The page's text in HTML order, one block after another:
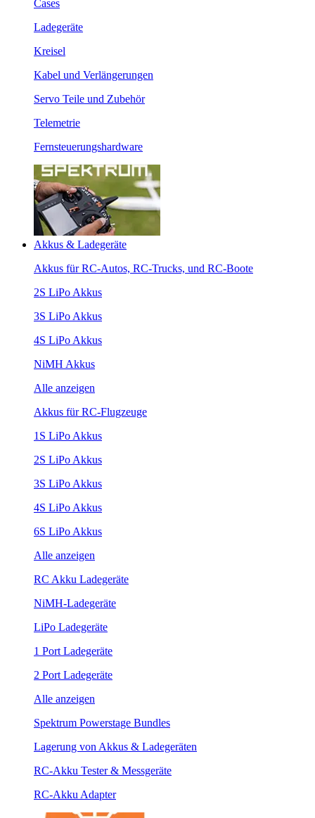
Cases
Ladegeräte
Kreisel
Kabel und Verlängerungen
Servo Teile und Zubehör
Telemetrie
Fernsteuerungshardware
Akkus & Ladegeräte
Akkus für RC-Autos, RC-Trucks, und RC-Boote
2S LiPo Akkus
3S LiPo Akkus
4S LiPo Akkus
NiMH Akkus
Alle anzeigen
Akkus für RC-Flugzeuge
1S LiPo Akkus
2S LiPo Akkus
3S LiPo Akkus
4S LiPo Akkus
6S LiPo Akkus
Alle anzeigen
RC Akku Ladegeräte
NiMH-Ladegeräte
LiPo Ladegeräte
1 Port Ladegeräte
2 Port Ladegeräte
Alle anzeigen
Spektrum Powerstage Bundles
Lagerung von Akkus & Ladegeräten
RC-Akku Tester & Messgeräte
RC-Akku Adapter